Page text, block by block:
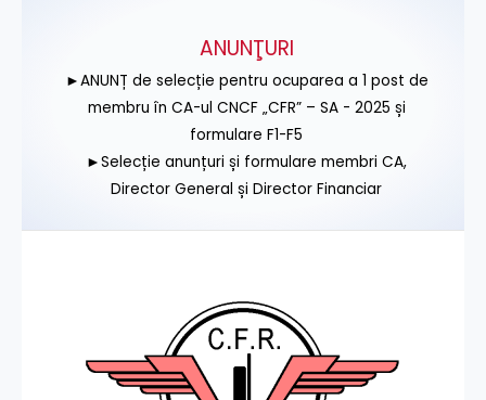
ANUNŢURI
►ANUNȚ de selecție pentru ocuparea a 1 post de
membru în CA-ul CNCF „CFR” – SA - 2025 și
formulare F1-F5
►Selecție anunțuri și formulare membri CA,
Director General și Director Financiar